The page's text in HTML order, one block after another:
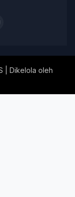
| Dikelola oleh